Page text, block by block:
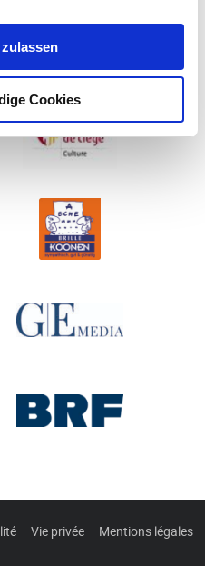
Cookies
Vie privée Mentions légales